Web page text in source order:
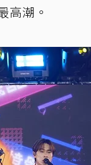
高潮。